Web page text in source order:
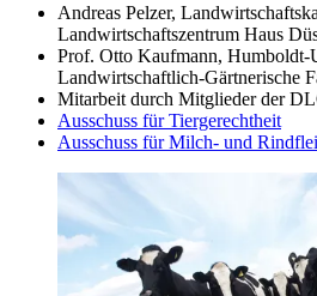
Andreas Pelzer,
Landwirtschaftszentrum Haus
Prof. Otto Kaufmann, Humboldt-
Landwirtschaftlich-Gärtnerische
Mitarbeit durch Mitglieder der
Ausschuss für Tiergerechtheit
Ausschuss für Milch- und